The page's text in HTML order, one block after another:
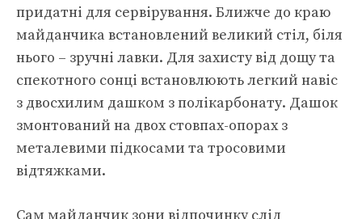
придатні для сервірування. Ближче до краю
майданчика встановлений великий стіл, біля
нього – зручні лавки. Для захисту від дощу та
спекотного сонці встановлюють легкий навіс
з двосхилим дашком з полікарбонату. Дашок
змонтований на двох стовпах-опорах з
металевими підкосами та тросовими
відтяжками.